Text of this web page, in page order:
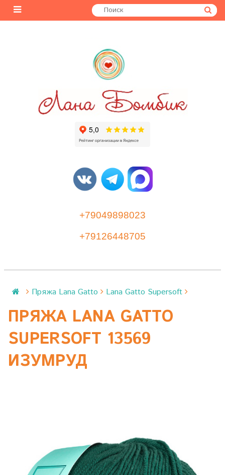
+79049898023
+79126448705
Пряжа Lana Gatto Lana Gatto Supersoft
ПРЯЖА LANA GATTO
SUPERSOFT 13569
ИЗУМРУД